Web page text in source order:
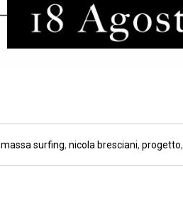
massa surfing, nicola bresciani, progetto,